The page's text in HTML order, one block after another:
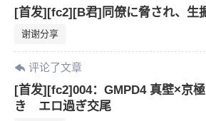
[首发][fc2][B君]同僚に脅され、生
谢谢分享
评论了文章
[首发][fc2]004：GMPD4 真壁×京
き エロ過ぎ交尾